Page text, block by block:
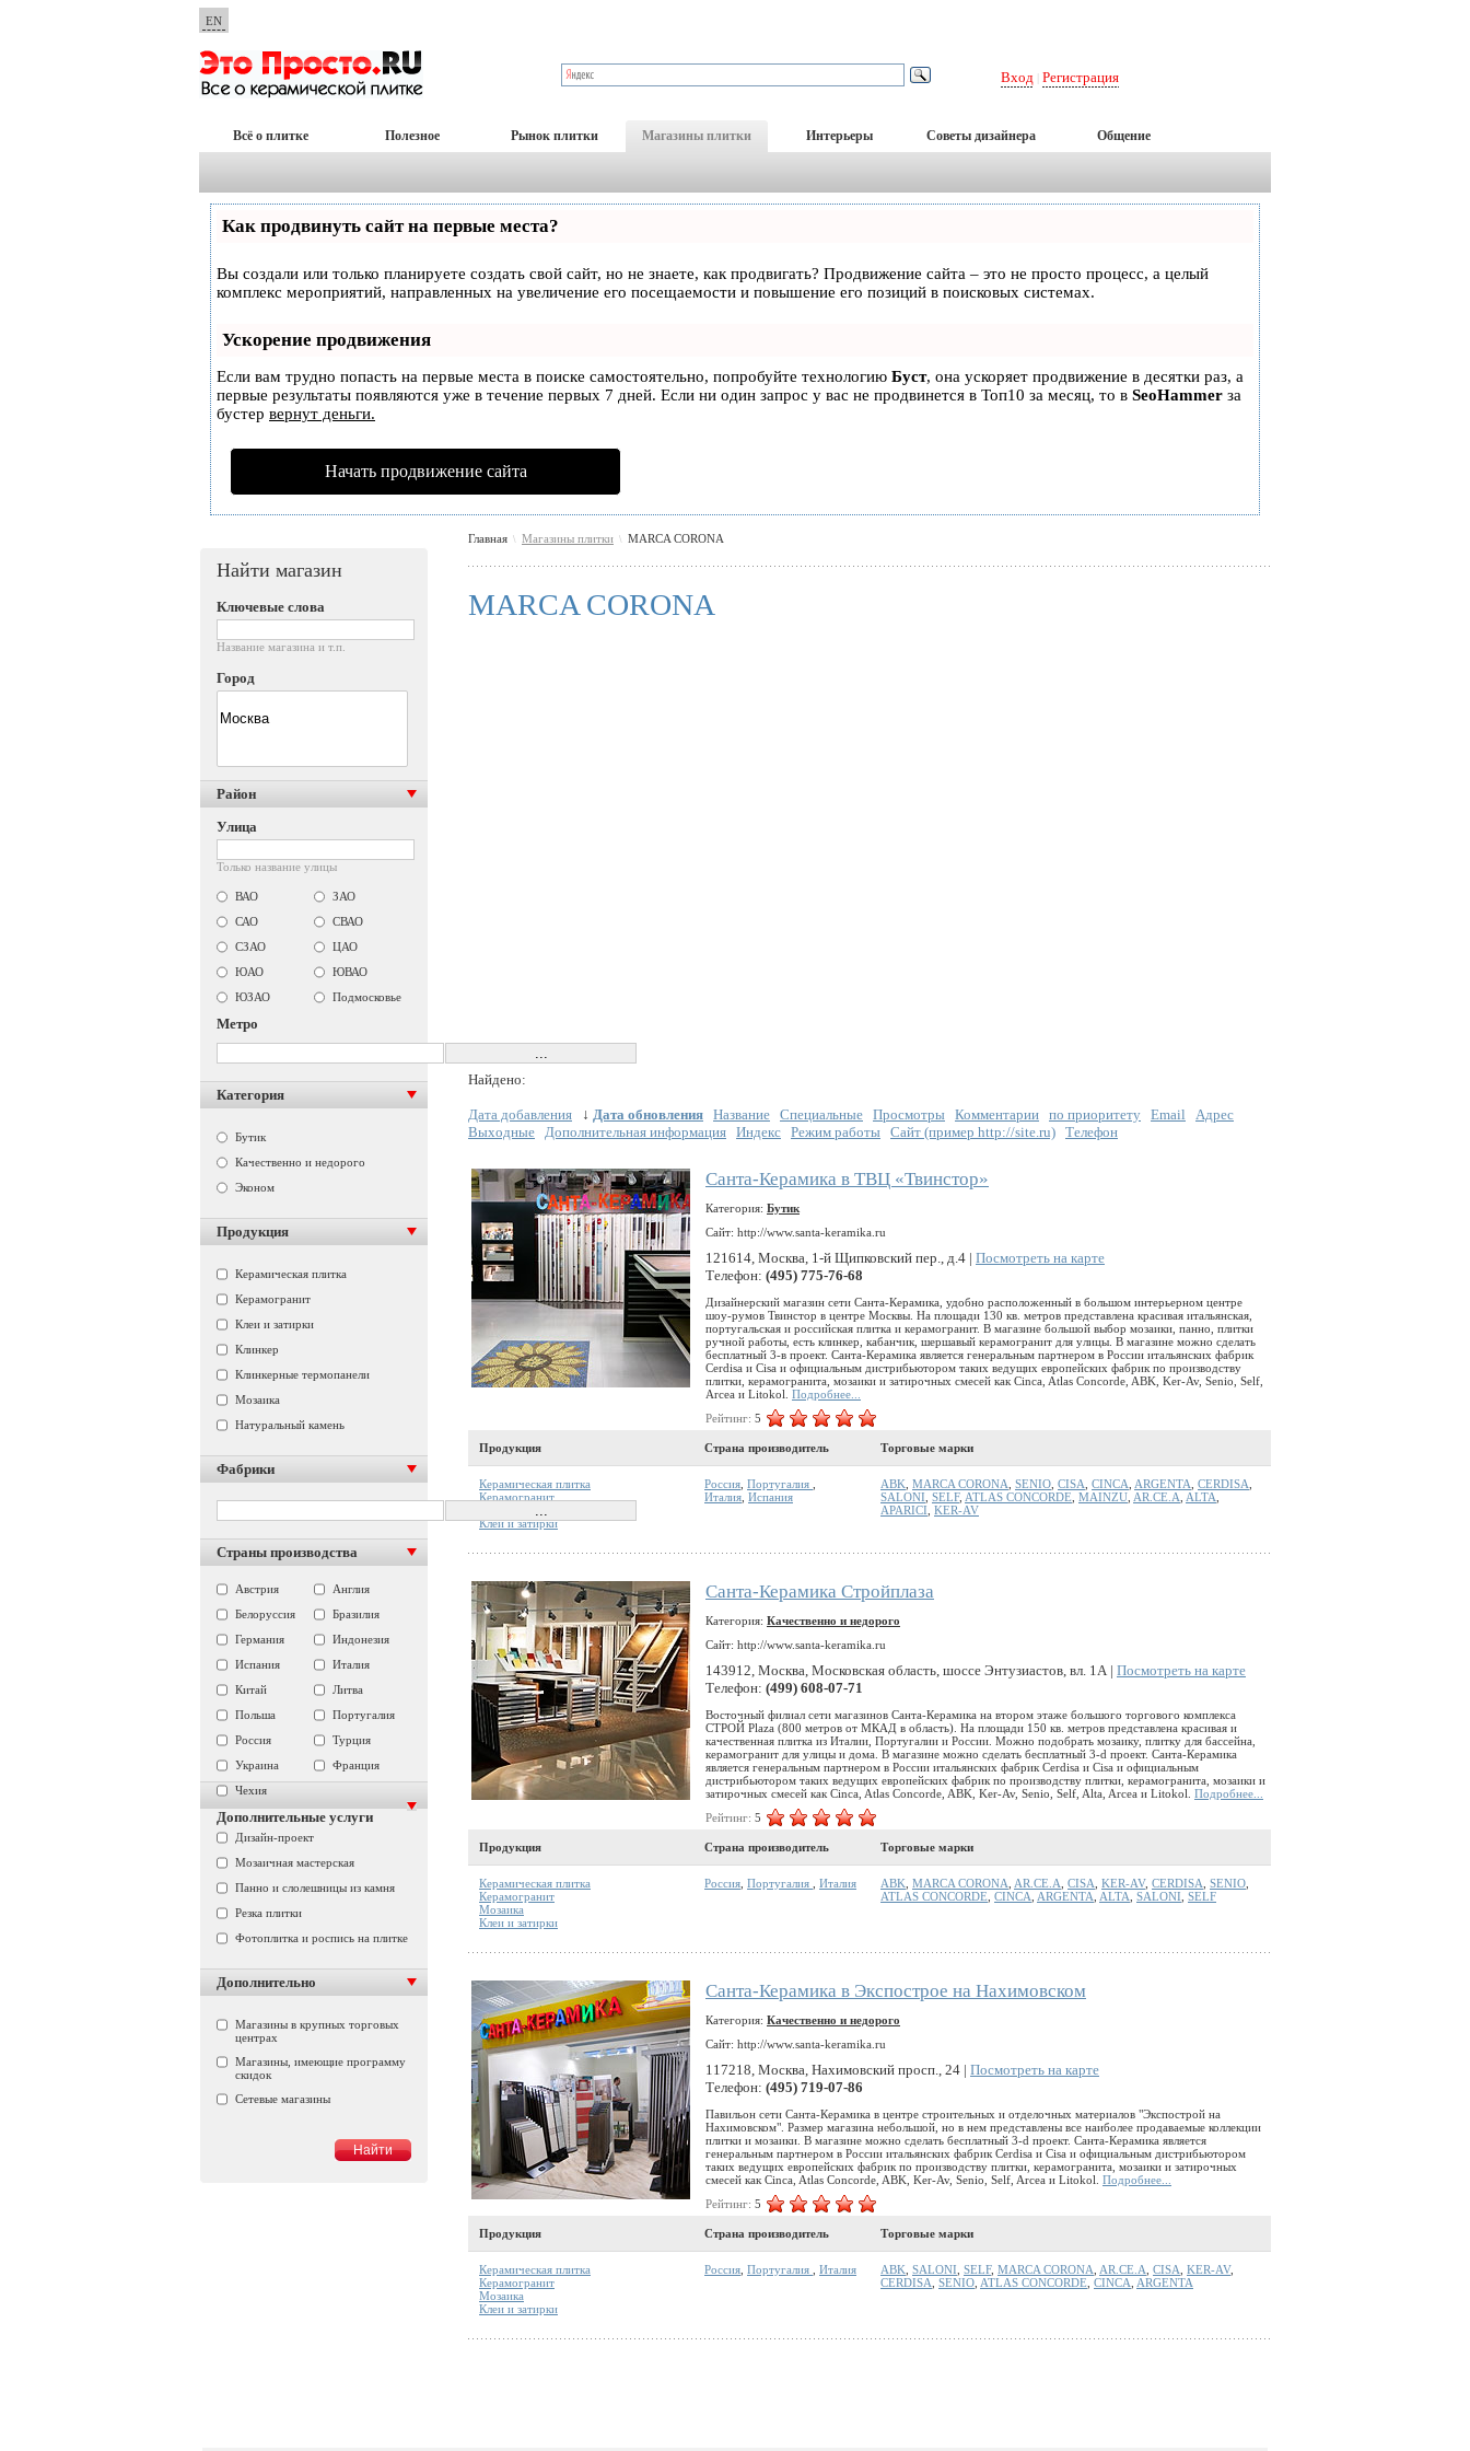
EN
Вход Регистрация
Всё о плитке Полезное Рынок плитки Магазины плитки Интерьеры Советы дизайнера Общение
Как продвинуть сайт на первые места?
Вы создали или только планируете создать свой сайт, но не знаете, как продвигать? Продвижение сайта – это не просто процесс, а целый
комплекс мероприятий, направленных на увеличение его посещаемости и повышение его позиций в поисковых системах.
Ускорение продвижения
Если вам трудно попасть на первые места в поиске самостоятельно, попробуйте технологию Буст, она ускоряет продвижение в десятки раз, а
первые результаты появляются уже в течение первых 7 дней. Если ни один запрос у вас не продвинется в Топ10 за месяц, то в SeoHammer за
бустер вернут деньги.
Начать продвижение сайта
Главная \ Магазины плитки \ MARCA CORONA
MARCA CORONA
Найдено:
Дата добавления ↓ Дата обновления Название Специальные Просмотры Комментарии по приоритету Email
Адрес
Выходные
Дополнительная информация Индекс Режим работы Сайт (пример http://site.ru) Телефон
Санта-Керамика в ТВЦ «Твинстор»
Категория: Бутик
Сайт: http://www.santa-keramika.ru
121614, Москва, 1-й Щипковский пер., д.4 | Посмотреть на карте
Телефон: (495) 775-76-68
Дизайнерский магазин сети Санта-Керамика, удобно расположенный в большом интерьерном центре
шоу-румов Твинстор в центре Москвы. На площади 130 кв. метров представлена красивая итальянская,
португальская и российская плитка и керамогранит. В магазине большой выбор мозаики, панно, плитки
ручной работы, есть клинкер, кабанчик, шершавый керамогранит для улицы. В магазине можно сделать
бесплатный 3-в проект. Санта-Керамика является генеральным партнером в России итальянских фабрик
Cerdisa и Cisa и официальным дистрибьютором таких ведущих европейских фабрик по производству
плитки, керамогранита, мозаики и затирочных смесей как Cinca, Atlas Concorde, ABK, Ker-Av, Senio, Self,
Arcea и Litokol. Подробнее...
Рейтинг: 5
Продукция Страна производитель Торговые марки
Керамическая плитка
Керамогранит
Клеи и затирки
Россия Португалия
Италия Испания
ABK MARCA CORONA SENIO CISA CINCA ARGENTA CERDISA
SALONI SELF, ATLAS CONCORDE MAINZU AR.CE.A ALTA
APARICI KER-AV
Санта-Керамика Стройплаза
Категория: Качественно и недорого
Сайт: http://www.santa-keramika.ru
143912, Москва, Московская область, шоссе Энтузиастов, вл. 1А | Посмотреть на карте
Телефон: (499) 608-07-71
Восточный филиал сети магазинов Санта-Керамика на втором этаже большого торгового комплекса
СТРОЙ Plaza (800 метров от МКАД в область). На площади 150 кв. метров представлена красивая и
качественная плитка из Италии, Португалии и России. Можно подобрать мозаику, плитку для бассейна,
керамогранит для улицы и дома. В магазине можно сделать бесплатный 3-d проект. Санта-Керамика
является генеральным партнером в России итальянских фабрик Cerdisa и Cisa и официальным
дистрибьютором таких ведущих европейских фабрик по производству плитки, керамогранита, мозаики и
затирочных смесей как Cinca, Atlas Concorde, ABK, Ker-Av, Senio, Self, Alta, Arcea и Litokol. Подробнее...
Рейтинг: 5
Продукция Страна производитель Торговые марки
Керамическая плитка
Керамогранит
Мозаика
Клеи и затирки
Россия Португалия Италия ABK MARCA CORONA AR.CE.A CISA KER-AV, CERDISA SENIO
ATLAS CONCORDE CINCA ARGENTA ALTA SALONI SELF
Санта-Керамика в Экспострое на Нахимовском
Категория: Качественно и недорого
Сайт: http://www.santa-keramika.ru
117218, Москва, Нахимовский просп., 24 | Посмотреть на карте
Телефон: (495) 719-07-86
Павильон сети Санта-Керамика в центре строительных и отделочных материалов "Экспострой на
Нахимовском". Размер магазина небольшой, но в нем представлены все наиболее продаваемые коллекции
плитки и мозаики. В магазине можно сделать бесплатный 3-d проект. Санта-Керамика является
генеральным партнером в России итальянских фабрик Cerdisa и Cisa и официальным дистрибьютором
таких ведущих европейских фабрик по производству плитки, керамогранита, мозаики и затирочных
смесей как Cinca, Atlas Concorde, ABK, Ker-Av, Senio, Self, Arcea и Litokol. Подробнее...
Рейтинг: 5
Продукция Страна производитель Торговые марки
Керамическая плитка
Керамогранит
Мозаика
Клеи и затирки
Россия Португалия Италия ABK SALONI SELF, MARCA CORONA AR.CE.A CISA KER-AV,
CERDISA SENIO ATLAS CONCORDE CINCA ARGENTA
Найти магазин
Ключевые слова
Название магазина и т.п.
Город
Район
Улица
Только название улицы
ВАО
ЗАО
САО
СВАО
СЗАО
ЦАО
ЮАО
ЮВАО
ЮЗАО
Подмосковье
Метро
Категория
Бутик
Качественно и недорого
Эконом
Продукция
Керамическая плитка
Керамогранит
Клеи и затирки
Клинкер
Клинкерные термопанели
Мозаика
Натуральный камень
Фабрики
Страны производства
Австрия
Англия
Белоруссия
Бразилия
Германия
Индонезия
Испания
Италия
Китай
Литва
Польша
Португалия
Россия
Турция
Украина
Франция
Чехия
Дополнительные услуги
Дизайн-проект
Мозаичная мастерская
Панно и слолешницы из камня
Резка плитки
Фотоплитка и роспись на плитке
Дополнительно
Магазины в крупных торговых
центрах
Магазины, имеющие программу
скидок
Сетевые магазины